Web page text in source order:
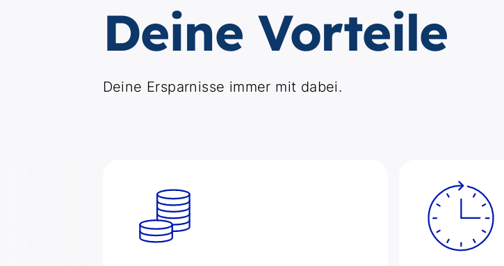
Deine Vorteile
Deine Ersparnisse immer mit dabei.